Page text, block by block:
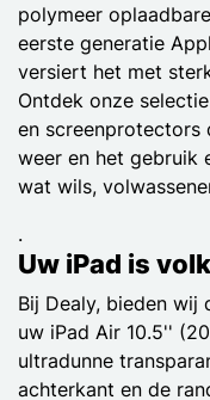
polymeer
eerste generatie
versiert het met
Ontdek onze
en screenprotectors
weer en het gebruik
wat wils,
.
Uw iPad is
Bij Dealy, bieden
uw iPad Air 10.5''
ultradunne
achterkant en de